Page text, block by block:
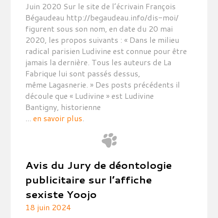
Juin 2020 Sur le site de l’écrivain François
Bégaudeau http://begaudeau.info/dis-moi/
figurent sous son nom, en date du 20 mai
2020, les propos suivants : « Dans le milieu
radical parisien Ludivine est connue pour être
jamais la dernière. Tous les auteurs de La
Fabrique lui sont passés dessus,
même Lagasnerie. » Des posts précédents il
découle que « Ludivine » est Ludivine
Bantigny, historienne
...en savoir plus.
Avis du Jury de déontologie
publicitaire sur l’affiche
sexiste Yoojo
18 juin 2024